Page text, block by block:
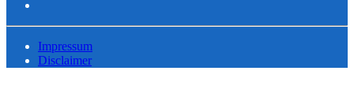
Impressum
Disclaimer